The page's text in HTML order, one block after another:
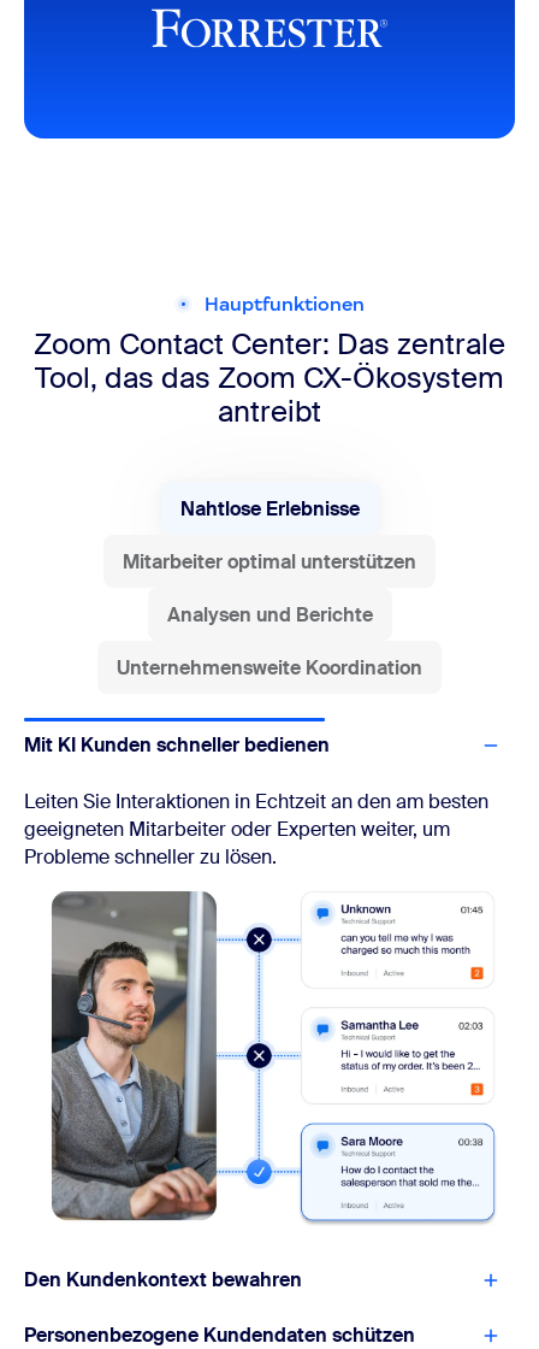
Hauptfunktionen
Zoom Contact Center: Das zentrale
Tool, das das Zoom CX-Ökosystem
antreibt
Nahtlose Erlebnisse
Mitarbeiter optimal unterstützen
Analysen und Berichte
Unternehmensweite Koordination
Mit KI Kunden schneller bedienen
Leiten Sie Interaktionen in Echtzeit an den am besten
geeigneten Mitarbeiter oder Experten weiter, um
Probleme schneller zu lösen.
Den Kundenkontext bewahren
Personenbezogene Kundendaten schützen